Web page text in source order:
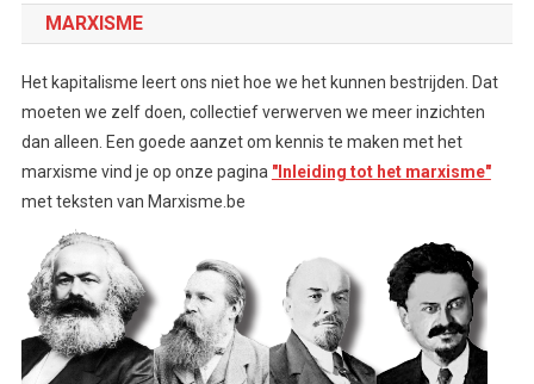
MARXISME
Het kapitalisme leert ons niet hoe we het kunnen bestrijden. Dat
moeten we zelf doen, collectief verwerven we meer inzichten
dan alleen. Een goede aanzet om kennis te maken met het
marxisme vind je op onze pagina "Inleiding tot het marxisme"
met teksten van Marxisme.be